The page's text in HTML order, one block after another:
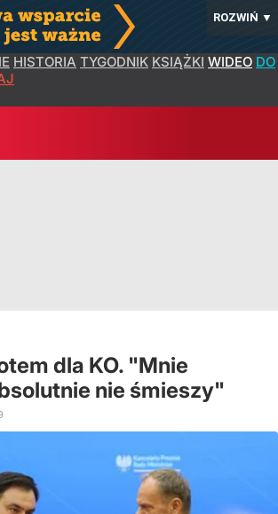
ROZWIŃ ▼
HISTORIA TYGODNIK KSIĄŻKI WIDEO DO
dla KO. "Mnie
nie śmieszy"